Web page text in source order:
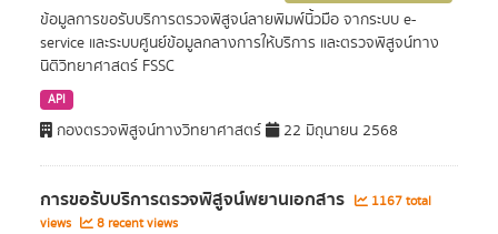
ข้อมูลการขอรับบริการตรวจพิสูจน์ลายพิมพ์นิ้วมือ จากระบบ e-
service และระบบศูนย์ข้อมูลกลางการให้บริการ และตรวจพิสูจน์ทาง
นิติวิทยาศาสตร์ FSSC
API
กองตรวจพิสูจน์ทางวิทยาศาสตร์ 22 มิถุนายน 2568
การขอรับบริการตรวจพิสูจน์พยานเอกสาร
1167 total
views
8 recent views